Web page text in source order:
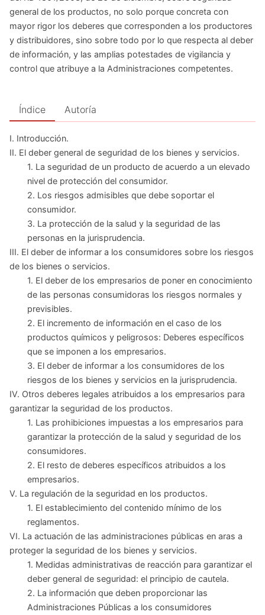
general de los productos, no solo porque concreta con
mayor rigor los deberes que corresponden a los productores
y distribuidores, sino sobre todo por lo que respecta al deber
de información, y las amplias potestades de vigilancia y
control que atribuye a la Administraciones competentes.
Índice Autoría
I. Introducción.
II. El deber general de seguridad de los bienes y servicios.
1. La seguridad de un producto de acuerdo a un elevado
nivel de protección del consumidor.
2. Los riesgos admisibles que debe soportar el
consumidor.
3. La protección de la salud y la seguridad de las
personas en la jurisprudencia.
III. El deber de informar a los consumidores sobre los riesgos
de los bienes o servicios.
1. El deber de los empresarios de poner en conocimiento
de las personas consumidoras los riesgos normales y
previsibles.
2. El incremento de información en el caso de los
productos químicos y peligrosos: Deberes específicos
que se imponen a los empresarios.
3. El deber de informar a los consumidores de los
riesgos de los bienes y servicios en la jurisprudencia.
IV. Otros deberes legales atribuidos a los empresarios para
garantizar la seguridad de los productos.
1. Las prohibiciones impuestas a los empresarios para
garantizar la protección de la salud y seguridad de los
consumidores.
2. El resto de deberes específicos atribuidos a los
empresarios.
V. La regulación de la seguridad en los productos.
1. El establecimiento del contenido mínimo de los
reglamentos.
VI. La actuación de las administraciones públicas en aras a
proteger la seguridad de los bienes y servicios.
1. Medidas administrativas de reacción para garantizar el
deber general de seguridad: el principio de cautela.
2. La información que deben proporcionar las
Administraciones Públicas a los consumidores